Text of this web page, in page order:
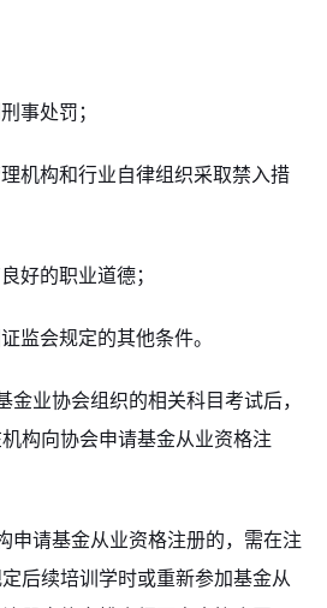
事处罚；
机构和行业自律组织采取禁入措
好的职业道德；
监会规定的其他条件。
金业协会组织的相关科目考试后，
构向协会申请基金从业资格注
申请基金从业资格注册的，需在注
后续培训学时或重新参加基金从